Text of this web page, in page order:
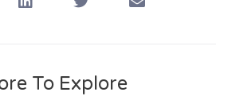
To Explore